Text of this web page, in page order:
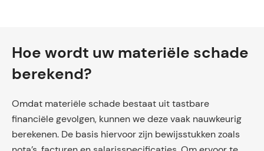
Hoe wordt uw materiële schade
berekend?
Omdat materiële schade bestaat uit tastbare
financiële gevolgen, kunnen we deze vaak nauwkeurig
berekenen. De basis hiervoor zijn bewijsstukken zoals